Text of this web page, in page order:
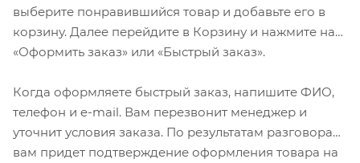
выберите понравившийся товар и добавьте его в
корзину. Далее перейдите в Корзину и нажмите на
«Оформить заказ» или «Быстрый заказ».
Когда оформляете быстрый заказ, напишите ФИО,
телефон и e-mail. Вам перезвонит менеджер и
уточнит условия заказа. По результатам разговора
вам придет подтверждение оформления товара на